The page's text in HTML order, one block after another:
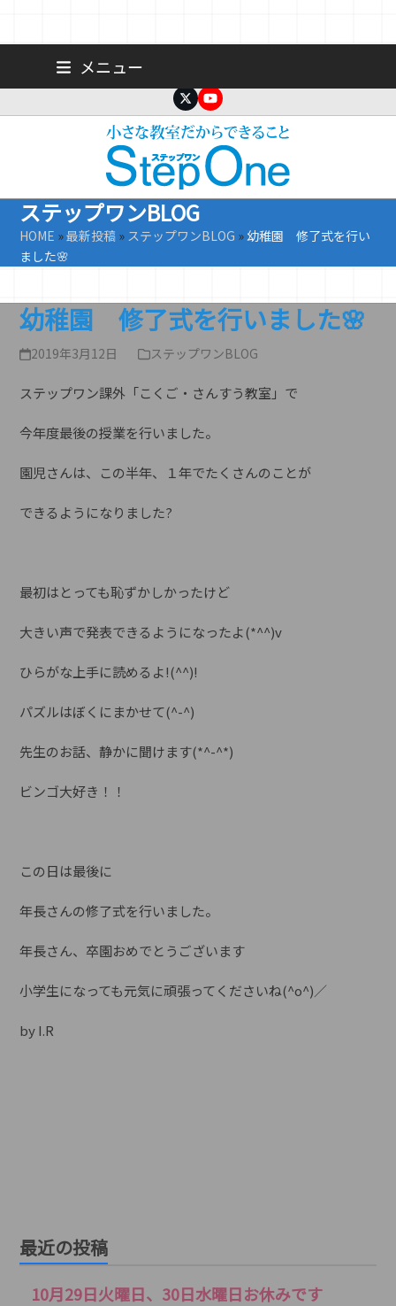
メニュー
TwitterYouTube
ステップワンBLOG
HOME »最新投稿 » ステップワンBLOG »幼稚園 修了式を行い
ました🌸
幼稚園 修了式を行いました🌸
2019年3月12日 ステップワンBLOG
ステップワン課外「こくご・さんすう教室」で
今年度最後の授業を行いました。
園児さんは、この半年、１年でたくさんのことが
できるようになりました?
最初はとっても恥ずかしかったけど
大きい声で発表できるようになったよ(*^^)v
ひらがな上手に読めるよ!(^^)!
パズルはぼくにまかせて(^-^)
先生のお話、静かに聞けます(*^-^*)
ビンゴ大好き！！
この日は最後に
年長さんの修了式を行いました。
年長さん、卒園おめでとうございます
小学生になっても元気に頑張ってくださいね(^o^)／
by I.R
最近の投稿
10月29日火曜日、30日水曜日お休みです